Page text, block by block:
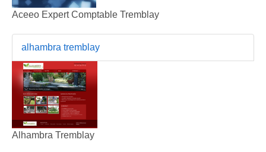
Aceeo Expert Comptable Tremblay
alhambra tremblay
Alhambra Tremblay